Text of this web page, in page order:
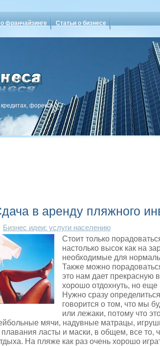
франчайзинге
Статьи о бизнесе
форексе
в аренду пляжного
Бизнес идеи: услуги населению
Стоит только
настолько высок как на
необходимые для
Также можно
это нам дает прекрасную
хорошо отдохнуть, но еще
Нужно сразу
говорится о том, что мы
или лежаки, потому что
мячи, надувные матрацы,
плавания ласты и маски, в общем, все то,
На пляже как раз очень хорошо